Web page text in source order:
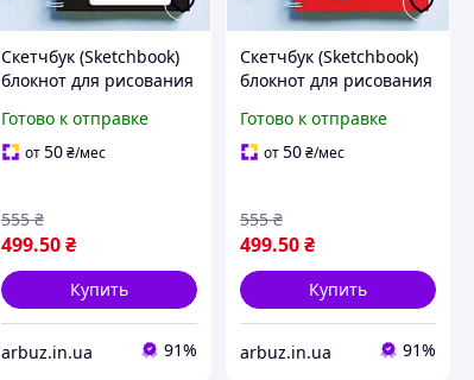
Скетчбук (Sketchbook)
блокнот для рисования
костюме единорога: А
меня нарисуешь?»
Готово к отправке
от50 ₴/мес
499.50 ₴
555 ₴
Купить
arbuz.in.ua 91%
Скетчбук (Sketchbook)
блокнот для рисования
непонятной ситуации
рисуй»
Готово к отправке
от50₴/мес
499.50₴
555 ₴
Купить
arbuz.in.ua 91%